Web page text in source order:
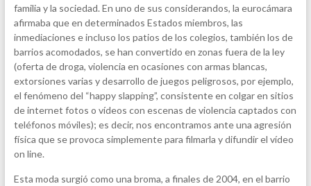
familia y la sociedad. En uno de sus considerandos, la eurocámara
afirmaba que en determinados Estados miembros, las
inmediaciones e incluso los patios de los colegios, también los de
barrios acomodados, se han convertido en zonas fuera de la ley
(oferta de droga, violencia en ocasiones con armas blancas,
extorsiones varias y desarrollo de juegos peligrosos, por ejemplo,
el fenómeno del “happy slapping”, consistente en colgar en sitios
de internet fotos o vídeos con escenas de violencia captados con
teléfonos móviles); es decir, nos encontramos ante una agresión
física que se provoca simplemente para filmarla y difundir el vídeo
on line.
Esta moda surgió como una broma, a finales de 2004, en el barrio